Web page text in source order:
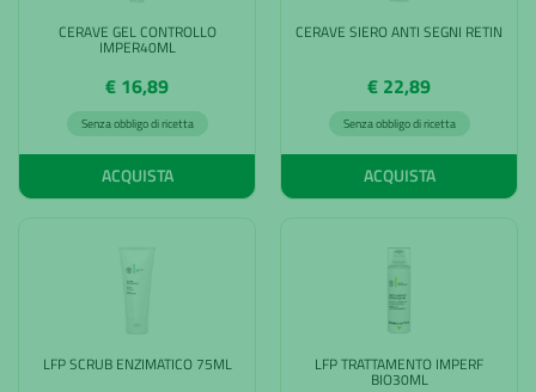
CERAVE GEL CONTROLLO
IMPER40ML
€ 16,89
Senza obbligo di ricetta
ACQUISTA
CERAVE SIERO ANTI SEGNI RETIN
€ 22,89
Senza obbligo di ricetta
ACQUISTA
LFP SCRUB ENZIMATICO 75ML LFP TRATTAMENTO IMPERF
BIO30ML